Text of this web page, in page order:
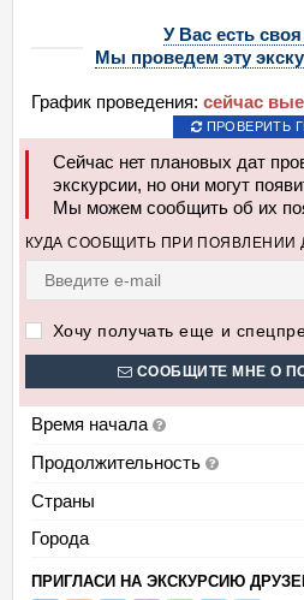
У Вас есть
Мы проведем эту
График проведения: сейчас
ПРОВЕРИТЬ
Сейчас нет плановых дат
экскурсии, но они могут
Мы можем сообщить об их
КУДА СООБЩИТЬ ПРИ ПОЯВЛЕНИИ
Хочу получать еще и
СООБЩИТЕ МНЕ О
Время начала
Продолжительность
Страны
Города
ПРИГЛАСИ НА ЭКСКУРСИЮ